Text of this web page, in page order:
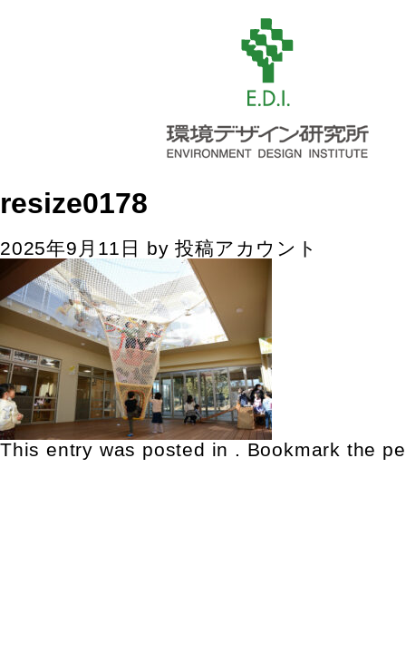
resize0178
2025年9月11日 by投稿アカウント
This entry was posted in . Bookmark the